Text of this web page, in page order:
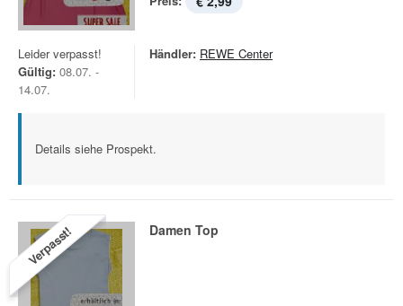
Leider verpasst!
Gültig: 08.07. -
14.07.
Händler: REWE Center
Details siehe Prospekt.
Verpasst! Damen Top